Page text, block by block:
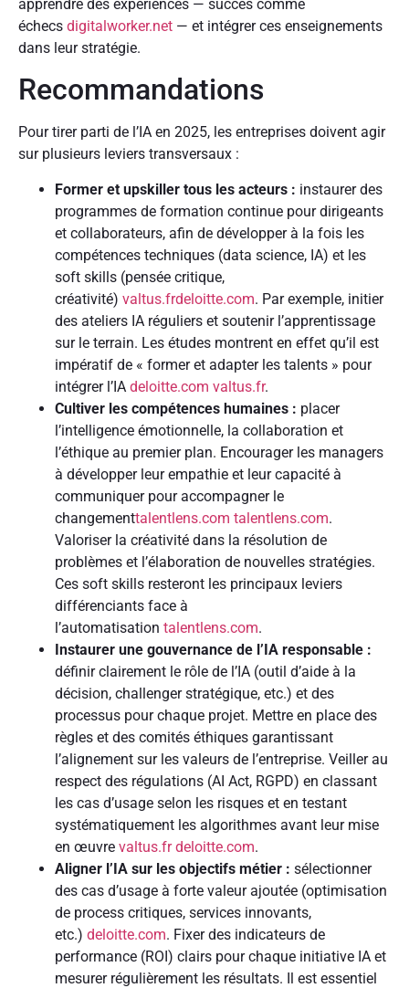
apprendre des expériences — succès comme
échecs digitalworker.net — et intégrer ces enseignements
dans leur stratégie.
Recommandations
Pour tirer parti de l’IA en 2025, les entreprises doivent agir
sur plusieurs leviers transversaux :
Former et upskiller tous les acteurs : instaurer des
programmes de formation continue pour dirigeants
et collaborateurs, afin de développer à la fois les
compétences techniques (data science, IA) et les
soft skills (pensée critique,
créativité) valtus.frdeloitte.com. Par exemple, initier
des ateliers IA réguliers et soutenir l’apprentissage
sur le terrain. Les études montrent en effet qu’il est
impératif de « former et adapter les talents » pour
intégrer l’IA deloitte.com valtus.fr.
Cultiver les compétences humaines : placer
l’intelligence émotionnelle, la collaboration et
l’éthique au premier plan. Encourager les managers
à développer leur empathie et leur capacité à
communiquer pour accompagner le
changementtalentlens.com talentlens.com.
Valoriser la créativité dans la résolution de
problèmes et l’élaboration de nouvelles stratégies.
Ces soft skills resteront les principaux leviers
différenciants face à
l’automatisation talentlens.com.
Instaurer une gouvernance de l’IA responsable :
définir clairement le rôle de l’IA (outil d’aide à la
décision, challenger stratégique, etc.) et des
processus pour chaque projet. Mettre en place des
règles et des comités éthiques garantissant
l’alignement sur les valeurs de l’entreprise. Veiller au
respect des régulations (AI Act, RGPD) en classant
les cas d’usage selon les risques et en testant
systématiquement les algorithmes avant leur mise
en œuvre valtus.fr deloitte.com.
Aligner l’IA sur les objectifs métier : sélectionner
des cas d’usage à forte valeur ajoutée (optimisation
de process critiques, services innovants,
etc.) deloitte.com. Fixer des indicateurs de
performance (ROI) clairs pour chaque initiative IA et
mesurer régulièrement les résultats. Il est essentiel